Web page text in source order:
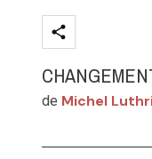
de Michel